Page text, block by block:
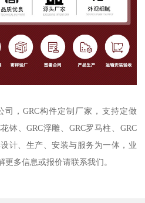
，GRC构件定制厂家，支持定做
钵、GRC浮雕、GRC罗马柱、GRC
计、生产、安装与服务为一体，业
多信息或报价请联系我们。